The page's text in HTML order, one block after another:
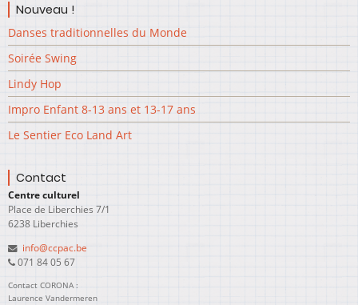
Nouveau !
Danses traditionnelles du Monde
Soirée Swing
Lindy Hop
Impro Enfant 8-13 ans et 13-17 ans
Le Sentier Eco Land Art
Contact
Centre culturel
Place de Liberchies 7/1
6238 Liberchies
info@ccpac.be
071 84 05 67
Contact CORONA :
Laurence Vandermeren